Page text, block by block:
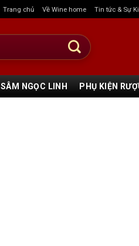
Trang chủ Về Wine home Tin tức & Sự
SÂM NGỌC LINH PHỤ KIỆN